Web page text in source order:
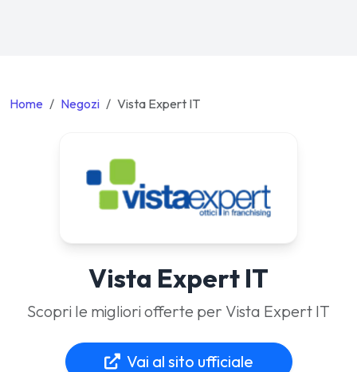
Home Negozi Vista Expert IT
Vista Expert IT
Scopri le migliori offerte per Vista Expert IT
Vai al sito ufficiale